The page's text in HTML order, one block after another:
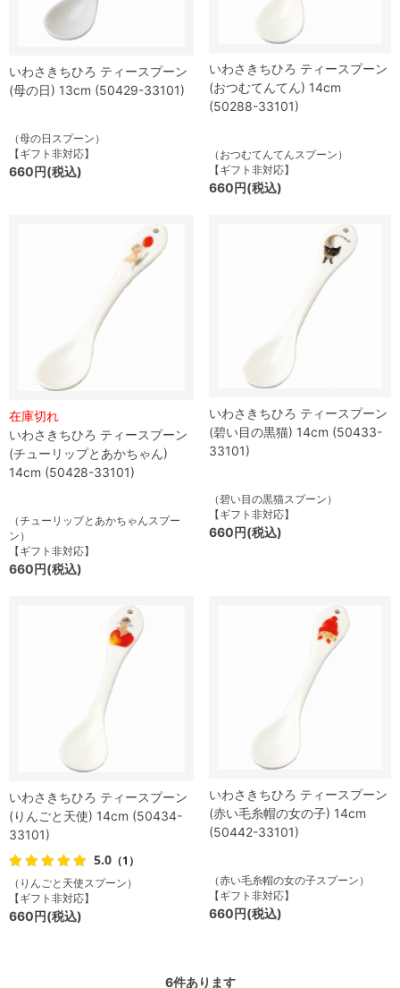
いわさきちひろ ティースプーン
(母の日) 13cm (50429-33101)
（母の日スプーン）
【ギフト非対応】
660円(税込)
いわさきちひろ ティースプーン
(おつむてんてん) 14cm
(50288-33101)
（おつむてんてんスプーン）
【ギフト非対応】
660円(税込)
在庫切れ
いわさきちひろ ティースプーン
(チューリップとあかちゃん)
14cm (50428-33101)
（チューリップとあかちゃんスプー
ン）
【ギフト非対応】
660円(税込)
いわさきちひろ ティースプーン
(碧い目の黒猫) 14cm (50433-
33101)
（碧い目の黒猫スプーン）
【ギフト非対応】
660円(税込)
いわさきちひろ ティースプーン
(りんごと天使) 14cm (50434-
33101)
5.0 （1）
（りんごと天使スプーン）
【ギフト非対応】
660円(税込)
いわさきちひろ ティースプーン
(赤い毛糸帽の女の子) 14cm
(50442-33101)
（赤い毛糸帽の女の子スプーン）
【ギフト非対応】
660円(税込)
6件あります